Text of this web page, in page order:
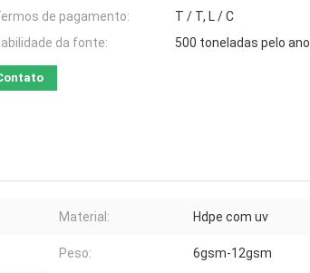
de pagamento:
T / T, L / C
da fonte:
500 toneladas pelo ano
Material: Hdpe com uv
Peso: 6gsm-12gsm